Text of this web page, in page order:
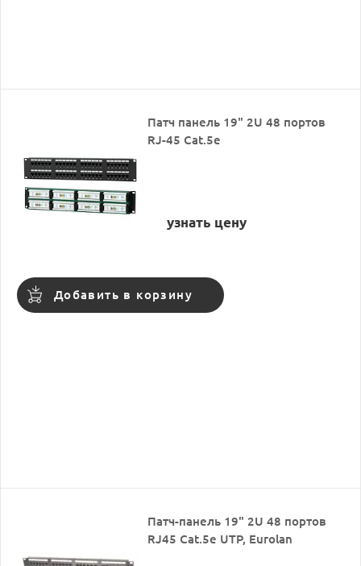
Патч панель 19" 2U 48 портов
RJ-45 Cat.5e
узнать цену
Добавить в корзину
Патч-панель 19" 2U 48 портов
RJ45 Cat.5e UTP, Eurolan